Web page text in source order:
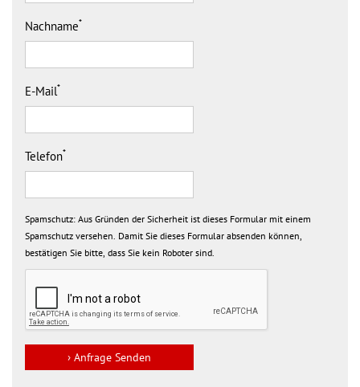
Nachname*
E-Mail*
Telefon*
Spamschutz: Aus Gründen der Sicherheit ist dieses Formular mit einem
Spamschutz versehen. Damit Sie dieses Formular absenden können,
bestätigen Sie bitte, dass Sie kein Roboter sind.